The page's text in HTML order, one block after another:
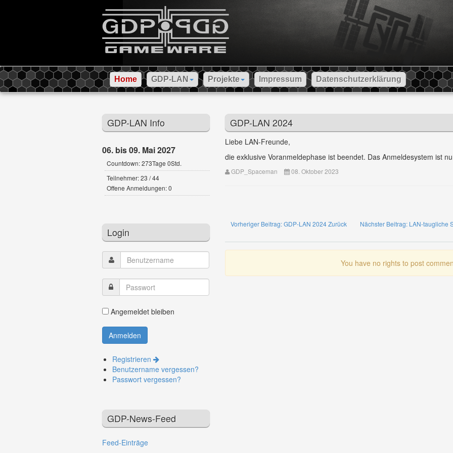
Home GDP-LAN Projekte Impressum Datenschutzerklärung
GDP-LAN 2024
Liebe LAN-Freunde,
die exklusive Voranmeldephase ist beendet. Das Anmeldesystem ist
GDP_Spaceman 08. Oktober 2023
Vorheriger Beitrag: GDP-LAN 2024Zurück Nächster Beitrag: LAN-taugliche
You have no rights to post
GDP-LAN Info
06. bis 09. Mai 2027
Countdown: 273Tage 0Std.
Teilnehmer: 23 / 44
Offene Anmeldungen: 0
Login
Angemeldet bleiben
Registrieren
Benutzername vergessen?
Passwort vergessen?
GDP-News-Feed
Feed-Einträge